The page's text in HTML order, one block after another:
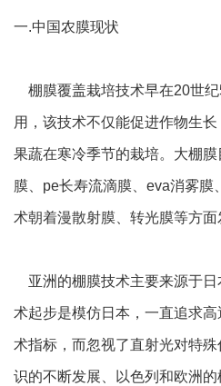
一.中国农膜现状
棚膜覆盖栽培技术早在20世
用，该技术不仅能促进作物生
果蔬在寒冷季节的栽培。大棚
膜、pe长寿流滴膜、eva消雾膜
术朝着漫散射膜、转光膜等方面
亚洲的棚膜技术主要来源于日
术起步是模仿日本，一直追求
术指标，而忽视了直射光对特
识的不断发展、以色列和欧洲